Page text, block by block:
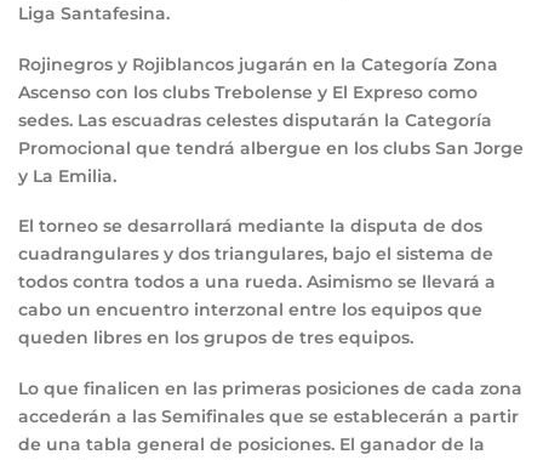
Liga Santafesina.
Rojinegros y Rojiblancos jugarán en la Categoría Zona
Ascenso con los clubs Trebolense y El Expreso como
sedes. Las escuadras celestes disputarán la Categoría
Promocional que tendrá albergue en los clubs San Jorge
y La Emilia.
El torneo se desarrollará mediante la disputa de dos
cuadrangulares y dos triangulares, bajo el sistema de
todos contra todos a una rueda. Asimismo se llevará a
cabo un encuentro interzonal entre los equipos que
queden libres en los grupos de tres equipos.
Lo que finalicen en las primeras posiciones de cada zona
accederán a las Semifinales que se establecerán a partir
de una tabla general de posiciones. El ganador de la